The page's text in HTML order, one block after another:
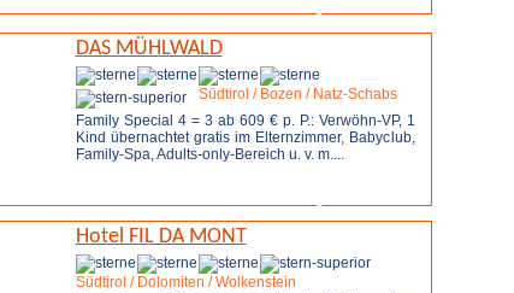
DAS MÜHLWALD
Südtirol / Bozen / Natz-Schabs
Family Special 4 = 3 ab 609 € p. P.: Verwöhn-VP, 1
Kind übernachtet gratis im Elternzimmer, Babyclub,
Family-Spa, Adults-only-Bereich u. v. m....
Hotel FIL DA MONT
Südtirol / Dolomiten / Wolkenstein